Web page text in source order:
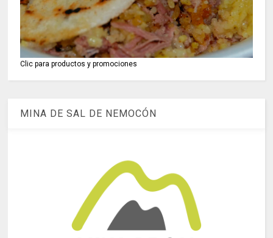
Clic para productos y promociones
MINA DE SAL DE NEMOCÓN